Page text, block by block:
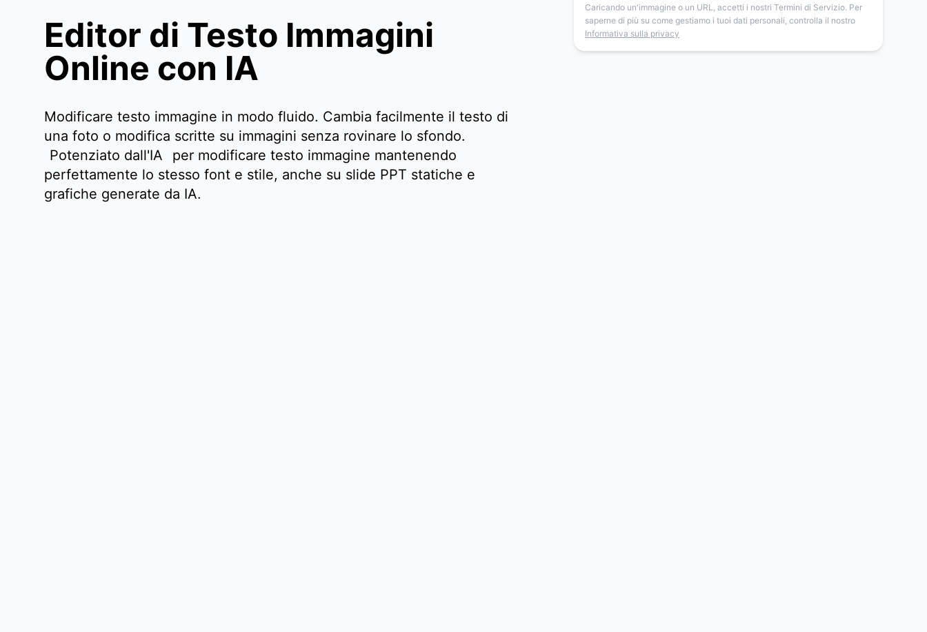
Editor di Testo Immagini
Online con IA
Modificare testo immagine in modo fluido. Cambia facilmente il testo di
una foto o modifica scritte su immagini senza rovinare lo sfondo.
Potenziato dall'IA
per modificare testo immagine mantenendo
perfettamente lo stesso font e stile, anche su slide PPT statiche e
grafiche generate da IA.
Caricando un'immagine o un URL, accetti i nostri Termini di Servizio. Per
saperne di più su come gestiamo i tuoi dati personali, controlla il nostro
Informativa sulla privacy